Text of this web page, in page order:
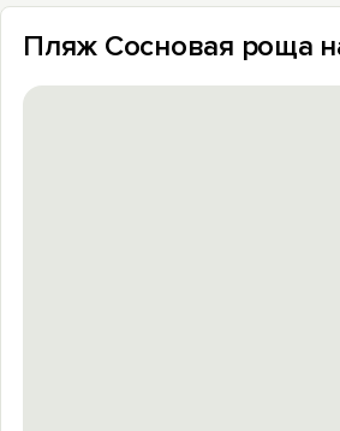
Пляж Сосновая роща